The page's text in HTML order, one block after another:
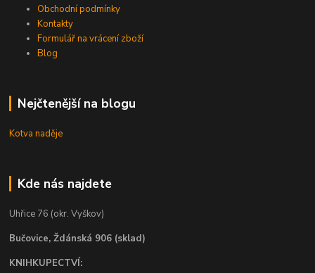
Obchodní podmínky
Kontakty
Formulář na vrácení zboží
Blog
Nejčtenější na blogu
Kotva naděje
Kde nás najdete
Uhřice 76 (okr. Vyškov)
Bučovice, Ždánská 906 (sklad)
KNIHKUPECTVÍ: